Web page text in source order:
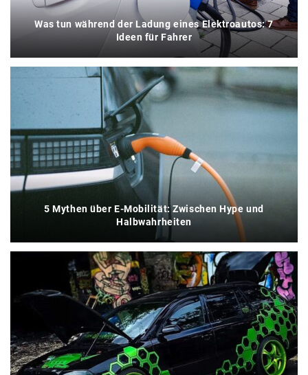
Was tun während der Ladung eines Elektroautos: 7
Ideen für Fahrer
5 Mythen über E-Mobilität: Zwischen Hype und
Halbwahrheiten